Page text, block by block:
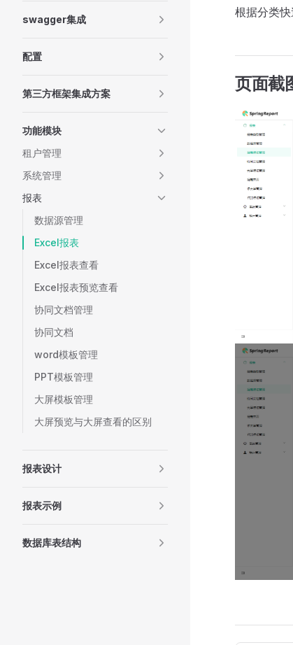
swagger集成
配置
第三方框架集成方案
功能模块
租户管理
系统管理
报表
数据源管理
Excel报表
Excel报表查看
Excel报表预览查看
协同文档管理
协同文档
word模板管理
PPT模板管理
大屏模板管理
大屏预览与大屏查看的区别
报表设计
报表示例
数据库表结构
根据分类快
页面截